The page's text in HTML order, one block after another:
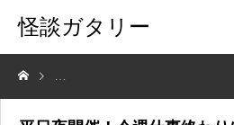
怪談ガタリー
平日夜開催！今週仕事終わりに行け